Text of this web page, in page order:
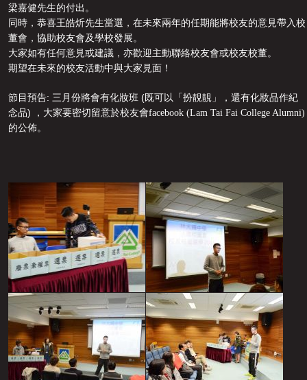
梁嘉健先生的付出。
同時 ， 恭喜王皓炘先生當選 ， 在未來兩年的任期能將校友的意見帶入校
董會 ， 協助校友會及學校發展。
大家如有任何意見或建議 ， 亦歡迎主動聯絡校友會或校友校董。
期望在未來的校友活動中與大家見面 ！
節目預告: 三月份將會有化妝班 (既可以「扮靚靚」 ， 還有化妝品作紀
念品) ， 大家要密切留意於校友會facebook (Lam Tai Fai College Alumni)
的公佈。